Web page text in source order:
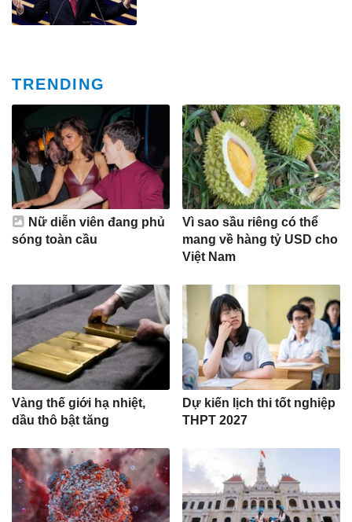
TRENDING
Nữ diễn viên đang phủ
sóng toàn cầu
Vì sao sầu riêng có thể
mang về hàng tỷ USD cho
Việt Nam
Vàng thế giới hạ nhiệt,
dầu thô bật tăng
Dự kiến lịch thi tốt nghiệp
THPT 2027